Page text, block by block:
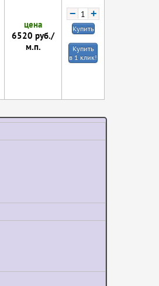
цена
6520 руб./
м.п.
− +
Купить
Купить
в 1 клик!